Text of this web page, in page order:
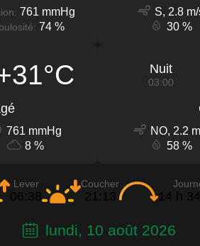
761 mmHg
74 %
S, 2.8
30 %
761 mmHg
8 %
Nuit
03:00
NO, 2.2
58 %
Lever
06:38
Coucher
21:13 14 h
lundi, 10 août 2026